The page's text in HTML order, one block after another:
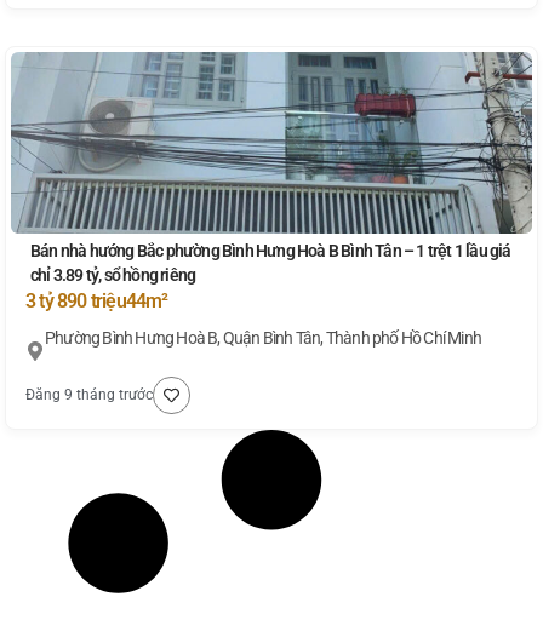
Bán nhà hướng Bắc phường Bình Hưng Hoà B Bình Tân – 1 trệt 1 lầu giá
chỉ 3.89 tỷ, sổ hồng riêng
3 tỷ 890 triệu44m²
Phường Bình Hưng Hoà B, Quận Bình Tân, Thành phố Hồ Chí Minh
Đăng 9 tháng trước